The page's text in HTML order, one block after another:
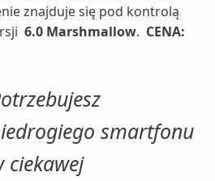
znajduje się pod kontrolą
6.0 Marshmallow. CENA:
smartfonu
ciekawej